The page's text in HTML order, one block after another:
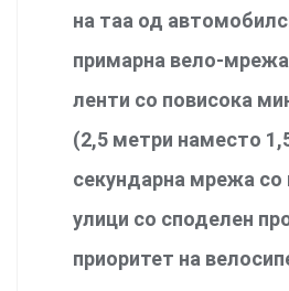
на таа од
примарна вело-
ленти со повисока
(2,5 метри наместо
секундарна мрежа со
улици со споделен
приоритет на